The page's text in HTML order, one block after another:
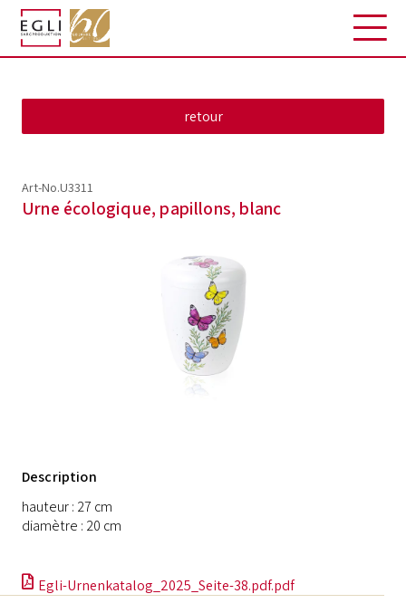
Art-No.U3311
Urne écologique, papillons, blanc
Description
hauteur : 27 cm
diamètre : 20 cm
Egli-Urnenkatalog_2025_Seite-38.pdf.pdf